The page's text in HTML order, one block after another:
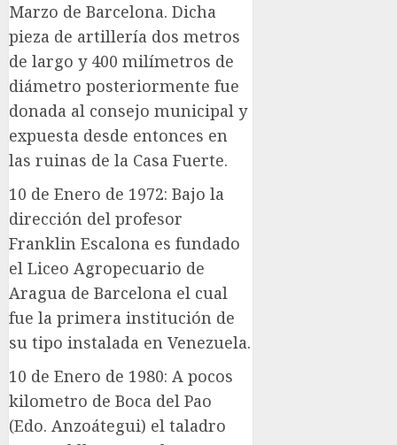
Marzo de Barcelona. Dicha
pieza de artillería dos metros
de largo y 400 milímetros de
diámetro posteriormente fue
donada al consejo municipal y
expuesta desde entonces en
las ruinas de la Casa Fuerte.
10 de Enero de 1972: Bajo la
dirección del profesor
Franklin Escalona es fundado
el Liceo Agropecuario de
Aragua de Barcelona el cual
fue la primera institución de
su tipo instalada en Venezuela.
10 de Enero de 1980: A pocos
kilometro de Boca del Pao
(Edo. Anzoátegui) el taladro